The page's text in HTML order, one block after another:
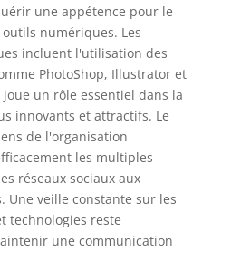
une appétence pour le
numériques. Les
incluent l'utilisation des
PhotoShop, Illustrator et
un rôle essentiel dans la
innovants et attractifs. Le
de l'organisation
les multiples
réseaux sociaux aux
veille constante sur les
technologies reste
une communication